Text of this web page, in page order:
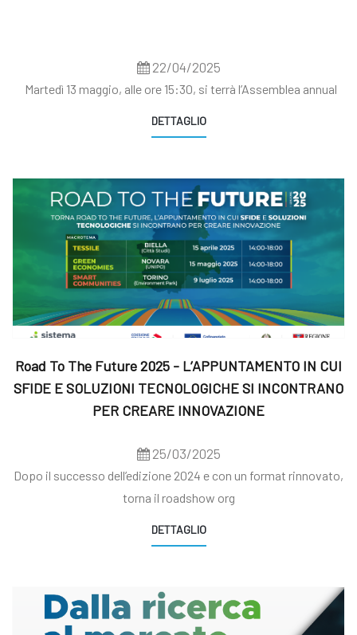
22/04/2025
Martedì 13 maggio, alle ore 15:30, si terrà l’Assemblea annual
DETTAGLIO
Road To The Future 2025 - L’APPUNTAMENTO IN CUI
SFIDE E SOLUZIONI TECNOLOGICHE SI INCONTRANO
PER CREARE INNOVAZIONE
25/03/2025
Dopo il successo dell’edizione 2024 e con un format rinnovato,
torna il roadshow org
DETTAGLIO